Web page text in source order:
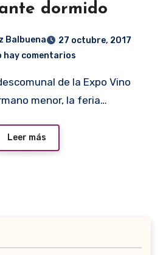
dormido
Balbuena
27 octubre, 2017
hay comentarios
menor, la feria…
Leer más